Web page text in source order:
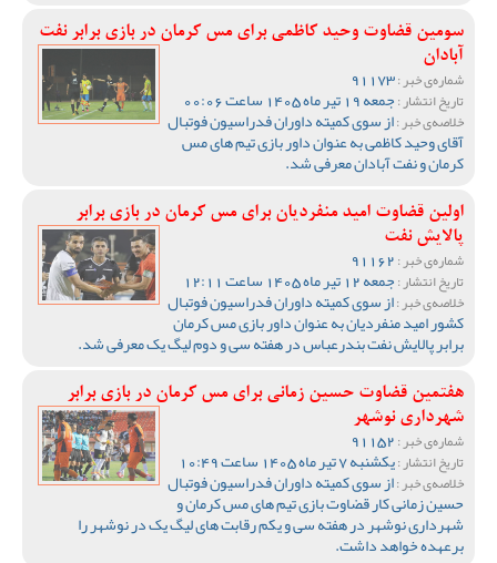
سومین قضاوت وحید کاظمی برای مس کرمان در بازی برابر نفت
آبادان
شماره‌ی خبر :
تاریخ انتشار :جمعه 19 تیر ماه 1405 ساعت 00:06
خلاصه‌ی خبر :از سوی کمیته داوران فدراسیون فوتبال
آقای وحید کاظمی به عنوان داور بازی تیم های مس
کرمان و نفت آبادان معرفی شد.
اولین قضاوت امید منفردیان برای مس کرمان در بازی برابر
پالایش نفت
شماره‌ی خبر :
تاریخ انتشار :جمعه 12 تیر ماه 1405 ساعت 12:11
خلاصه‌ی خبر :از سوی کمیته داوران فدراسیون فوتبال
کشور امید منفردیان به عنوان داور بازی مس کرمان
برابر پالایش نفت بندرعباس در هفته سی و دوم لیگ یک معرفی شد.
هفتمین قضاوت حسین زمانی برای مس کرمان در بازی برابر
شهرداری نوشهر
شماره‌ی خبر :
تاریخ انتشار :یکشنبه 7 تیر ماه 1405 ساعت 10:49
خلاصه‌ی خبر :از سوی کمیته داوران فدراسیون فوتبال
حسین زمانی کار قضاوت بازی تیم های مس کرمان و
شهرداری نوشهر در هفته سی و یکم رقابت های لیگ یک در نوشهر را
برعهده خواهد داشت.